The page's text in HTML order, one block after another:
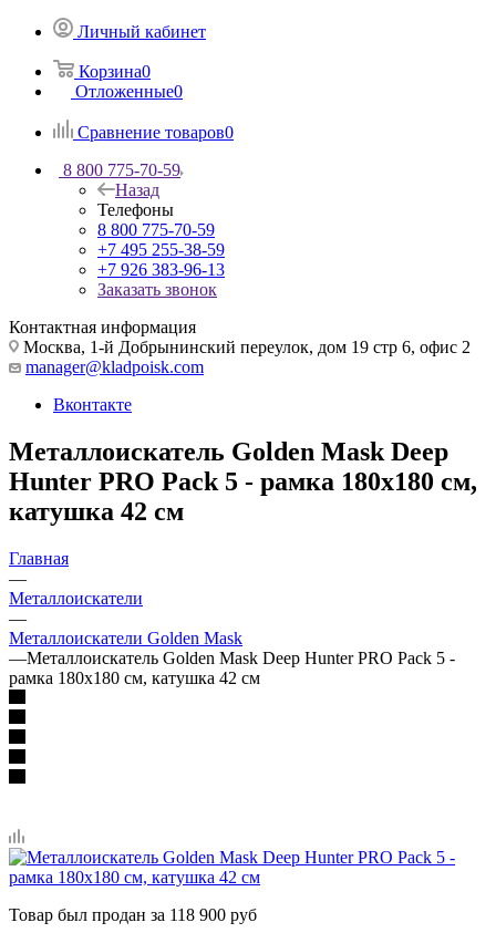
Личный кабинет
Корзина0
Отложенные0
Сравнение товаров0
8 800 775-70-59
Назад
Телефоны
8 800 775-70-59
+7 495 255-38-59
+7 926 383-96-13
Заказать звонок
Контактная информация
Москва, 1-й Добрынинский переулок, дом 19 стр 6, офис 2
manager@kladpoisk.com
Вконтакте
Металлоискатель Golden Mask Deep
Hunter PRO Pack 5 - рамка 180х180 см,
катушка 42 см
Главная
—
Металлоискатели
—
Металлоискатели Golden Mask
—Металлоискатель Golden Mask Deep Hunter PRO Pack 5 -
рамка 180х180 см, катушка 42 см
Товар был продан за 118 900 руб